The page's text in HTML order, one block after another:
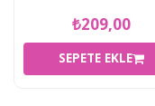
₺209,00
SEPETE EKLE